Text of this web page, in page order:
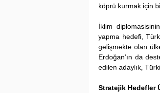
köprü kurmak için
İklim
yapma hedefi,
gelişmekte olan
Erdoğan’ın da
edilen adaylık,
Stratejik Hedefler